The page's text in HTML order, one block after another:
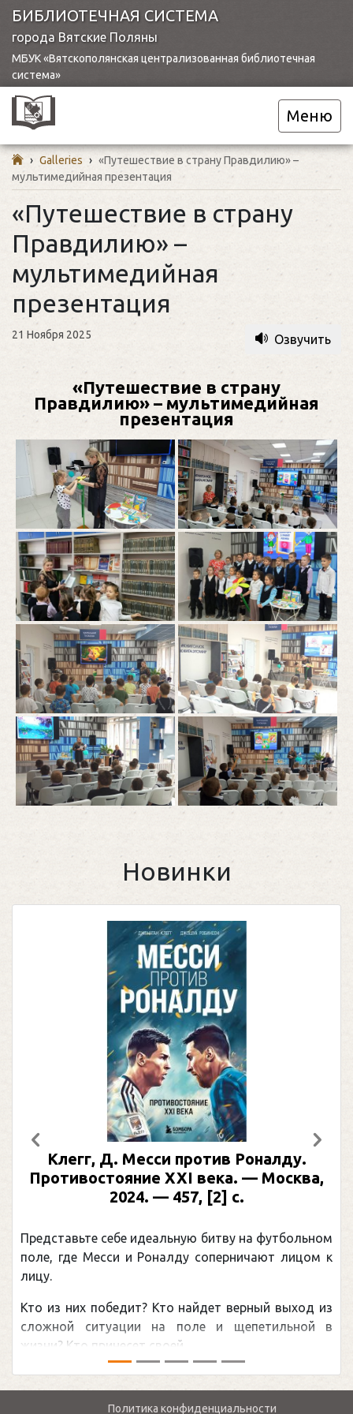
БИБЛИОТЕЧНАЯ СИСТЕМА
города Вятские Поляны
МБУК «Вятскополянская централизованная библиотечная
система»
Меню
› Galleries › «Путешествие в страну Правдилию» –
мультимедийная презентация
«Путешествие в страну
Правдилию» –
мультимедийная
презентация
21 Ноября 2025 Озвучить
«Путешествие в страну
Правдилию» – мультимедийная
презентация
Новинки
Клегг, Д. Месси против Роналду.
Противостояние XXI века. — Москва,
2024. — 457, [2] с.
Представьте себе идеальную битву на футбольном
поле, где Месси и Роналду соперничают лицом к
лицу.
Кто из них победит? Кто найдет верный выход из
сложной ситуации на поле и щепетильной в
жизни? Кто принесет своей ...
Предыдущий
Политика конфиденциальности